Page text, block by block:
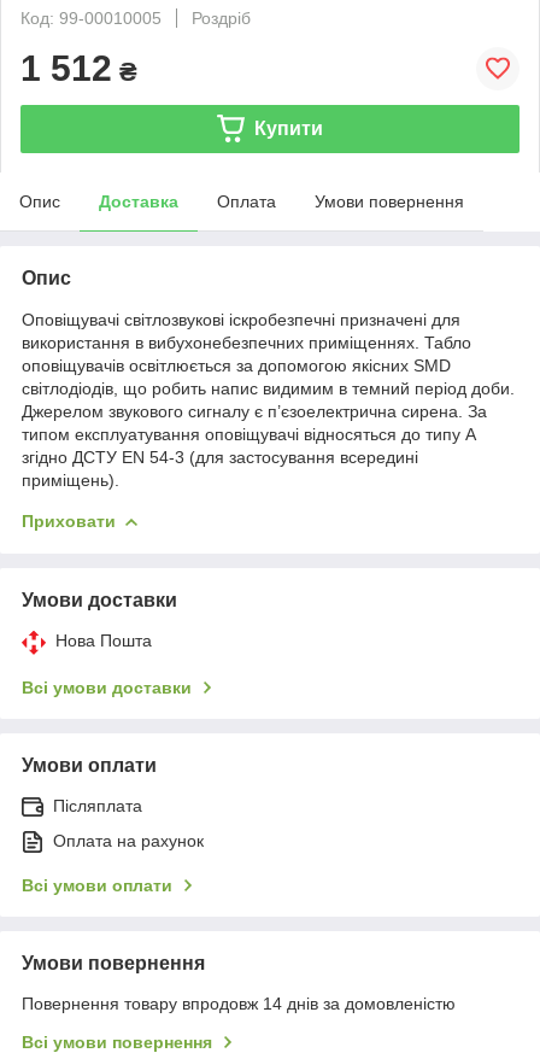
Код: 99-00010005
Роздріб
1 512 ₴
Купити
Опис Доставка Оплата Умови повернення
Опис
Оповіщувачі світлозвукові іскробезпечні призначені для
використання в вибухонебезпечних приміщеннях. Табло
оповіщувачів освітлюється за допомогою якісних SMD
світлодіодів, що робить напис видимим в темний період доби.
Джерелом звукового сигналу є п’єзоелектрична сирена. За
типом експлуатування оповіщувачі відносяться до типу А
згідно ДСТУ EN 54-3 (для застосування всередині
приміщень).
Приховати
Умови доставки
Нова Пошта
Всі умови доставки
Умови оплати
Післяплата
Оплата на рахунок
Всі умови оплати
Умови повернення
Повернення товару впродовж 14 днів за домовленістю
Всі умови повернення